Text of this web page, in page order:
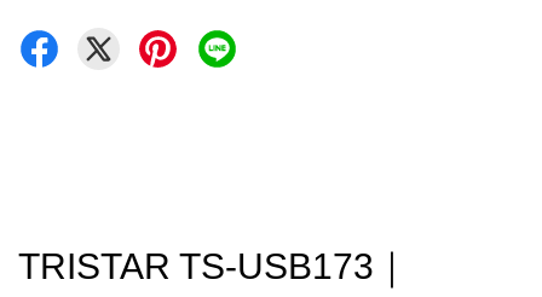
TRISTAR TS-USB173｜